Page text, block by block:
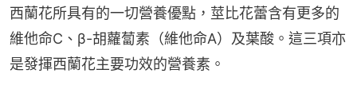
西蘭花所具有的一切營養優點，莖比花蕾含有更多的
維他命C、β-胡蘿蔔素（維他命A）及葉酸。這三項亦
是發揮西蘭花主要功效的營養素。